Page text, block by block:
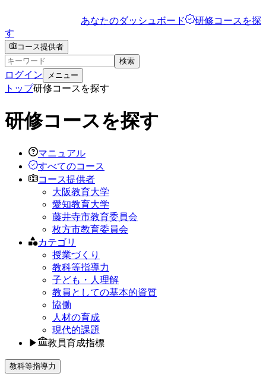
あなたのダッシュボード
研修コースを探
す
コース提供者
検索
ログイン メニュー
トップ研修コースを探す
研修コースを探す
マニュアル
すべてのコース
コース提供者
大阪教育大学
愛知教育大学
藤井寺市教育委員会
枚方市教育委員会
カテゴリ
授業づくり
教科等指導力
子ども・人理解
教員としての基本的資質
協働
人材の育成
現代的課題
▶
教員育成指標
教科等指導力